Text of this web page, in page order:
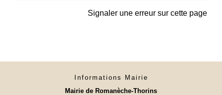
Signaler une erreur sur cette page
Informations Mairie
Mairie de Romanèche-Thorins